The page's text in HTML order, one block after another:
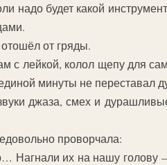
надо будет какой
от гряды.
с лейкой, колол щепу для
минуты не переставал
джаза, смех и
проворчала:
Нагнали их на нашу